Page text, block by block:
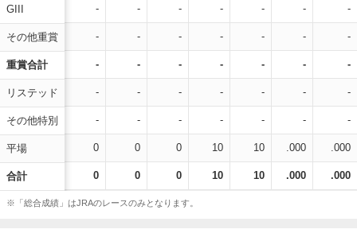
GIII
その他重賞
重賞合計
リステッド
その他特別
平場
合計
- - - - - - -
- - - - - - -
- - - - - - -
- - - - - - -
- - - - - - -
0 0 0 10 10 .000 .000
0 0 0 10 10 .000 .000
※「総合成績」はJRAのレースのみとなります。